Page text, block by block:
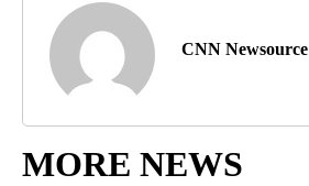
CNN Newsource
MORE NEWS